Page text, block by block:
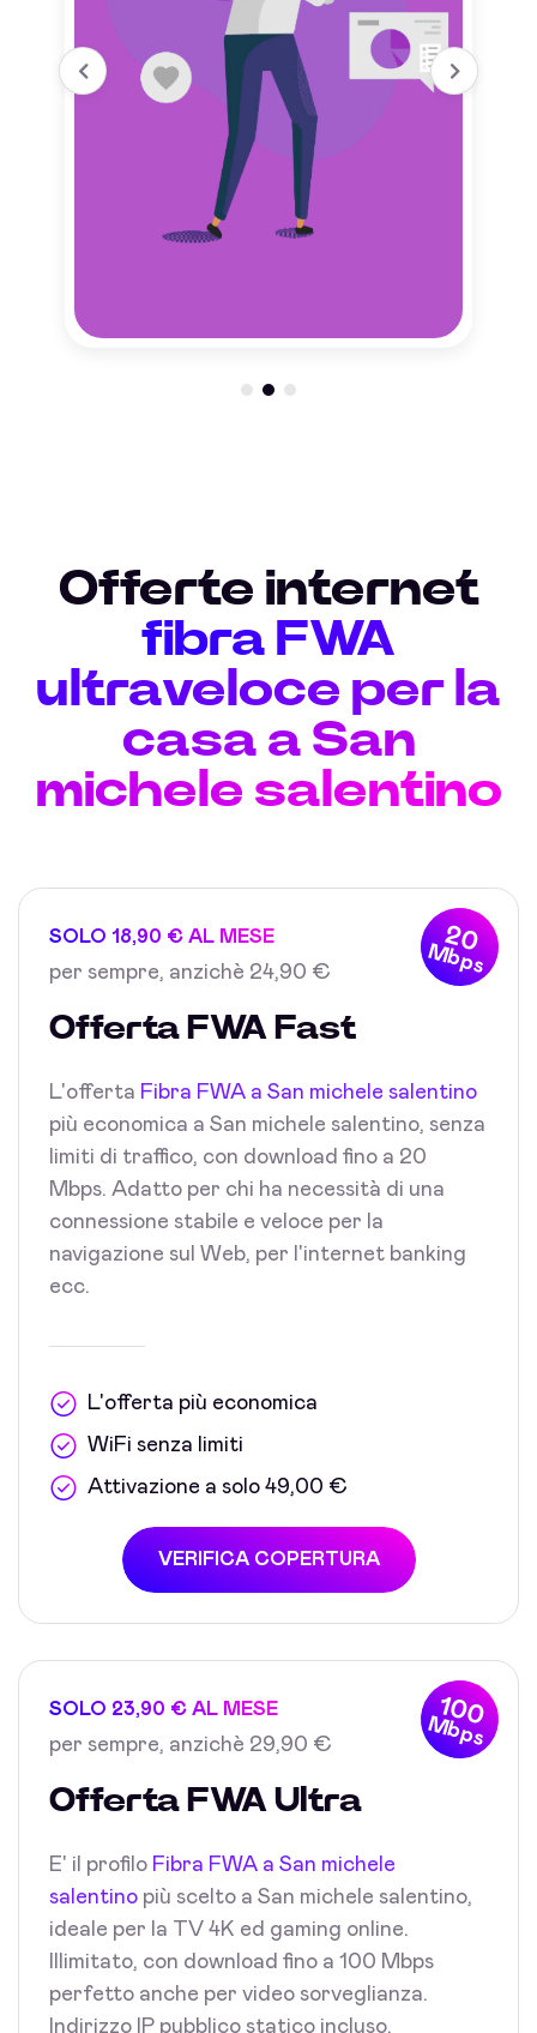
Offerte internet
fibra FWA
ultraveloce per la
casa a San
michele salentino
20
Mbps
SOLO 18,90 € AL MESE
per sempre, anzichè 24,90 €
Offerta FWA Fast
L'offerta Fibra FWA a San michele salentino
più economica a San michele salentino, senza
limiti di traffico, con download fino a 20
Mbps. Adatto per chi ha necessità di una
connessione stabile e veloce per la
navigazione sul Web, per l'internet banking
ecc.
L'offerta più economica
WiFi senza limiti
Attivazione a solo 49,00 €
VERIFICA COPERTURA
100
Mbps
SOLO 23,90 € AL MESE
per sempre, anzichè 29,90 €
Offerta FWA Ultra
E' il profilo Fibra FWA a San michele
salentino più scelto a San michele salentino,
ideale per la TV 4K ed gaming online.
Illimitato, con download fino a 100 Mbps
perfetto anche per video sorveglianza.
Indirizzo IP pubblico statico incluso.